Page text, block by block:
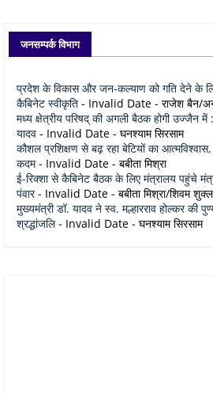
जनसम्पर्क विभाग
प्रदेश के विकास और जन-कल्याण को गति देने के
कैबिनेट स्वीकृति - Invalid Date - राजेश बैन/
मध्य क्षेत्रीय परिषद् की अगली बैठक होगी उज्जैन में
यादव - Invalid Date - घनश्याम सिरसाम
कौशल प्रशिक्षण से बढ़ रहा बेटियों का
कदम- Invalid Date - बबीता मिश्रा
ई-रिक्शा से कैबिनेट बैठक के लिए मंत्रालय पहुंचे
पंवार- Invalid Date - बबीता मिश्रा/शिवम शुक्ल
मुख्यमंत्री डॉ. यादव ने स्व. मल्हारराव होल्कर की
श्रद्धांजलि- Invalid Date - घनश्याम सिरसाम